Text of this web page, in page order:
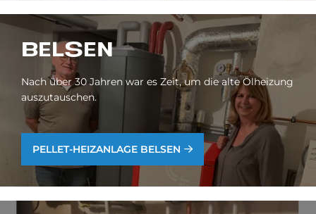
BEL­SEN
Nach über 30 Jahren war es Zeit, um die alte Ölheizung
auszutauschen.
PEL­LET-HEIZ­AN­LA­GE BEL­SEN